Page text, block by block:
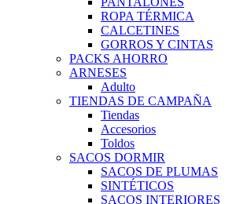
ROPA TÉRMICA
CALCETINES
GORROS Y CINTAS
PACKS AHORRO
ARNESES
Adulto
TIENDAS DE CAMPAÑA
Tiendas
Accesorios
Toldos
SACOS DORMIR
SACOS DE PLUMAS
SINTÉTICOS
SACOS INTERIORES